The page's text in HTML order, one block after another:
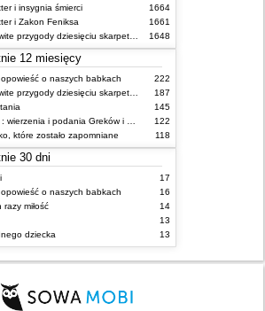
i insygnia śmierci
1664
i Zakon Feniksa
1661
Niesamowite przygody dziesięciu skarpetek (czterech prawych i sześciu lewych)
1648
12 miesięcy
opowieść o naszych babkach
222
Niesamowite przygody dziesięciu skarpetek (czterech prawych i sześciu lewych)
187
145
Mitologia : wierzenia i podania Greków i Rzymian
122
które zostało zapomniane
118
30 dni
17
opowieść o naszych babkach
16
razy miłość
14
13
dziecka
13